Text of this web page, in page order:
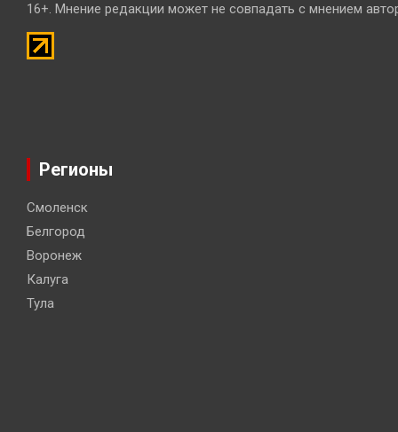
16+. Мнение редакции может не совпадать с мнением
Регионы
Смоленск
Белгород
Воронеж
Калуга
Тула